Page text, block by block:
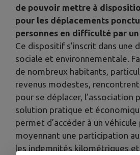
de pouvoir mettre à
pour les déplacements
personnes en difficulté par
Ce dispositif s’inscrit dans une
sociale et environnementale.
de nombreux habitants,
revenus modestes,
pour se déplacer, l’association
solution pratique et
permet d’accéder à un
moyennant une participation
les indemnités kilométriques